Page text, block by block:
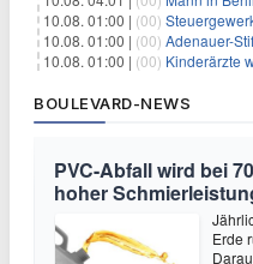
10.08. 01:00 | (00)
10.08. 01:00 | (00) Adenauer-Stiftung
10.08. 01:00 | (00) Kinderärzte
BOULEVARD-NEWS
PVC-Abfall wird bei
hoher
Erde